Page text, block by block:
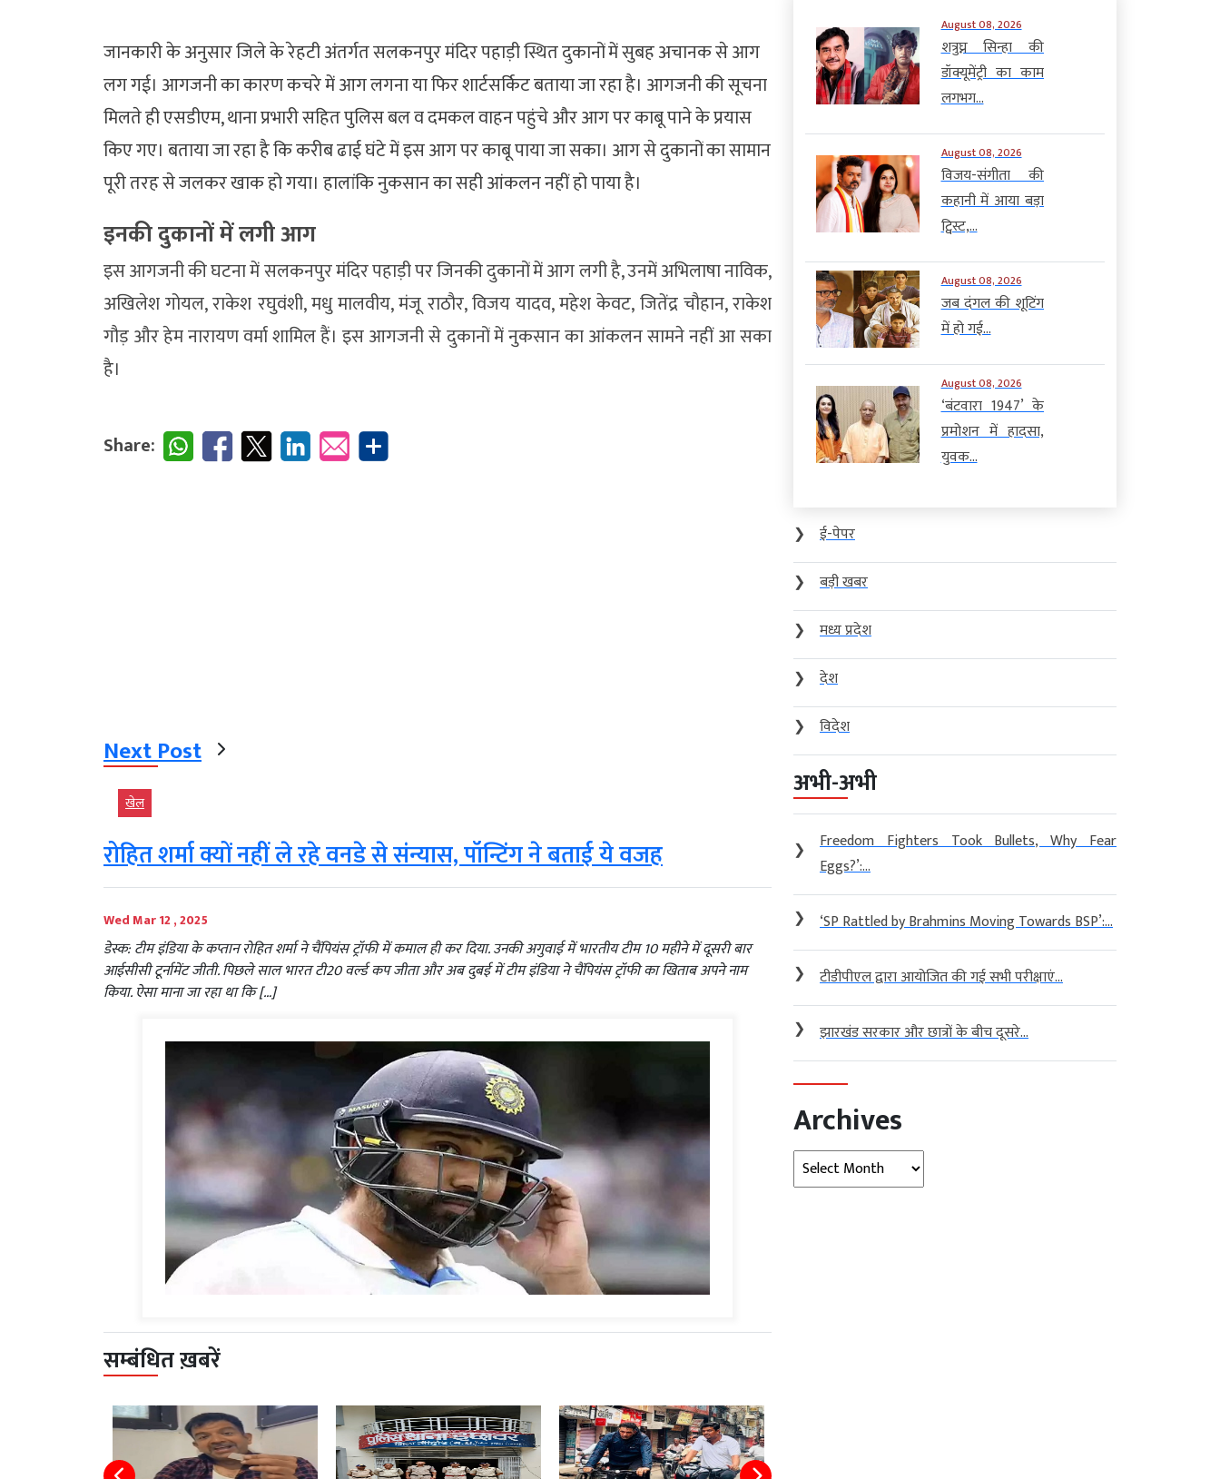
जानकारी के अनुसार जिले के रेहटी अंतर्गत सलकनपुर मंदिर पहाड़ी स्थित दुकानों में सुबह अचानक से आग
लग गई। आगजनी का कारण कचरे में आग लगना या फिर शार्टसर्किट बताया जा रहा है। आगजनी की सूचना
मिलते ही एसडीएम, थाना प्रभारी सहित पुलिस बल व दमकल वाहन पहुंचे और आग पर काबू पाने के प्रयास
किए गए। बताया जा रहा है कि करीब ढाई घंटे में इस आग पर काबू पाया जा सका। आग से दुकानों का सामान
पूरी तरह से जलकर खाक हो गया। हालांकि नुकसान का सही आंकलन नहीं हो पाया है।
इनकी दुकानों में लगी आग
इस आगजनी की घटना में सलकनपुर मंदिर पहाड़ी पर जिनकी दुकानों में आग लगी है, उनमें अभिलाषा नाविक,
अखिलेश गोयल, राकेश रघुवंशी, मधु मालवीय, मंजू राठौर, विजय यादव, महेश केवट, जितेंद्र चौहान, राकेश
गौड़ और हेम नारायण वर्मा शामिल हैं। इस आगजनी से दुकानों में नुकसान का आंकलन सामने नहीं आ सका
है।
Share:
Next Post
खेल
रोहित शर्मा क्यों नहीं ले रहे वनडे से संन्यास, पॉन्टिंग ने बताई ये वजह
Wed Mar 12 , 2025
डेस्क: टीम इंडिया के कप्तान रोहित शर्मा ने चैंपियंस ट्रॉफी में कमाल ही कर दिया. उनकी अगुवाई में भारतीय टीम 10 महीने में दूसरी बार
आईसीसी टूर्नामेंट जीती. पिछले साल भारत टी20 वर्ल्ड कप जीता और अब दुबई में टीम इंडिया ने चैंपियंस ट्रॉफी का खिताब अपने नाम
किया. ऐसा माना जा रहा था कि […]
सम्बंधित ख़बरें
August 08, 2026
शत्रुघ्न सिन्हा की
डॉक्यूमेंट्री का काम
लगभग...
August 08, 2026
विजय-संगीता की
कहानी में आया बड़ा
ट्विस्ट,...
August 08, 2026
जब दंगल की शूटिंग
में हो गई...
August 08, 2026
‘बंटवारा 1947’ के
प्रमोशन में हादसा,
युवक...
❯
ई-पेपर
❯
बड़ी खबर
❯
मध्य प्रदेश
❯
देश
❯
विदेश
अभी-अभी
❯
Freedom Fighters Took Bullets, Why Fear
Eggs?’:...
❯ ‘SP Rattled by Brahmins Moving Towards BSP’:...
❯ टीडीपीएल द्वारा आयोजित की गई सभी परीक्षाएं...
❯ झारखंड सरकार और छात्रों के बीच दूसरे...
Archives
Archives